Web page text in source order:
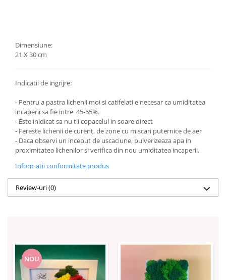
Dimensiune:
21 X 30 cm
Indicatii de ingrijre:
- Pentru a pastra lichenii moi si catifelati e necesar ca umiditatea
incaperii sa fie intre 45-65%.
- Este inidicat sa nu tii copacelul in soare direct
- Fereste lichenii de curent, de zone cu miscari puternice de aer
- Daca observi un inceput de uscaciune, pulverizeaza apa in
proximitatea lichenilor si verifica din nou umiditatea incaperii.
Informatii conformitate produs
Review-uri(0)
NOU